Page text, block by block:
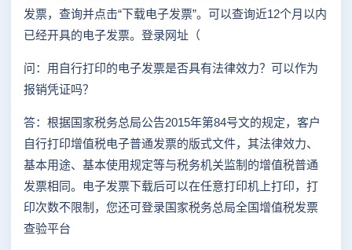
发票，查询并点击“下载电子发票”。可以查询近12个月以内
已经开具的电子发票。登录网址（
问：用自行打印的电子发票是否具有法律效力？可以作为
报销凭证吗？
答：根据国家税务总局公告2015年第84号文的规定，客户
自行打印增值税电子普通发票的版式文件，其法律效力、
基本用途、基本使用规定等与税务机关监制的增值税普通
发票相同。电子发票下载后可以在任意打印机上打印，打
印次数不限制，您还可登录国家税务总局全国增值税发票
查验平台